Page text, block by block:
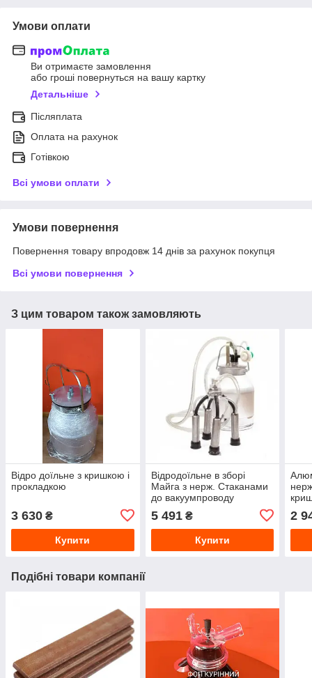
Умови оплати
Ви отримаєте замовлення
або гроші повернуться на вашу картку
Детальніше
Післяплата
Оплата на рахунок
Готівкою
Всі умови оплати
Умови повернення
Повернення товару впродовж 14 днів за рахунок покупця
Всі умови повернення
З цим товаром також замовляють
Відро доїльне з кришкою і
прокладкою
3 630 ₴
Купити
Відродоїльне в зборі
Майга з нерж. Стаканами
до вакуумпроводу
5 491₴
Купити
2
Подібні товари компанії